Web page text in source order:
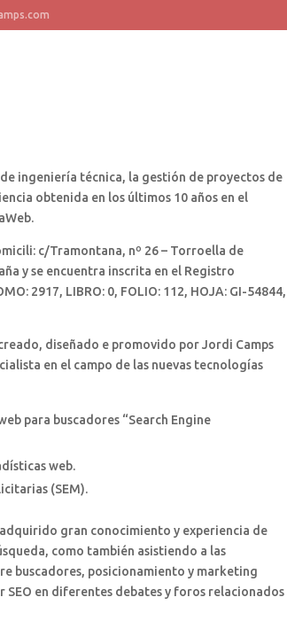
ingeniería técnica, la gestión de proyectos de
obtenida en los últimos 10 años en el
c/Tramontana, nº 26 – Torroella de
y se encuentra inscrita en el Registro
2917, LIBRO: 0, FOLIO: 112, HOJA: GI-54844,
diseñado e promovido por Jordi Camps
en el campo de las nuevas tecnologías
para buscadores “Search Engine
web.
(SEM).
gran conocimiento y experiencia de
como también asistiendo a las
buscadores, posicionamiento y marketing
en diferentes debates y foros relacionados